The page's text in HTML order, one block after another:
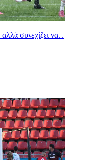
συνεχίζει να...